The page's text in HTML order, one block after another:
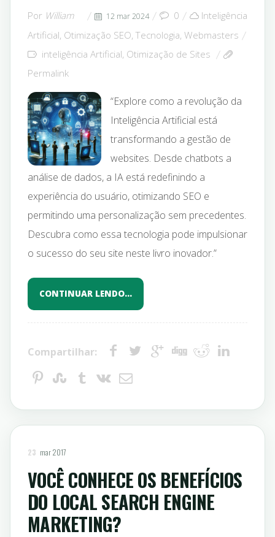
Por William 12 mar 2024 0
Inteligência
Artificial, Otimização SEO, Tecnologia, Webmasters
inteligência Artificial, Otimização de Sites
Permalink
“Explore como a revolução da
Inteligência Artificial está
transformando a gestão de
websites. Desde chatbots a
análise de dados, a IA está redefinindo a
experiência do usuário, otimizando SEO e
permitindo uma personalização sem precedentes.
Descubra como essa tecnologia pode impulsionar
o sucesso do seu site neste livro inovador.”
CONTINUAR LENDO…
Compartilhar:
23 mar 2017
VOCÊ CONHECE OS BENEFÍCIOS
DO LOCAL SEARCH ENGINE
MARKETING?